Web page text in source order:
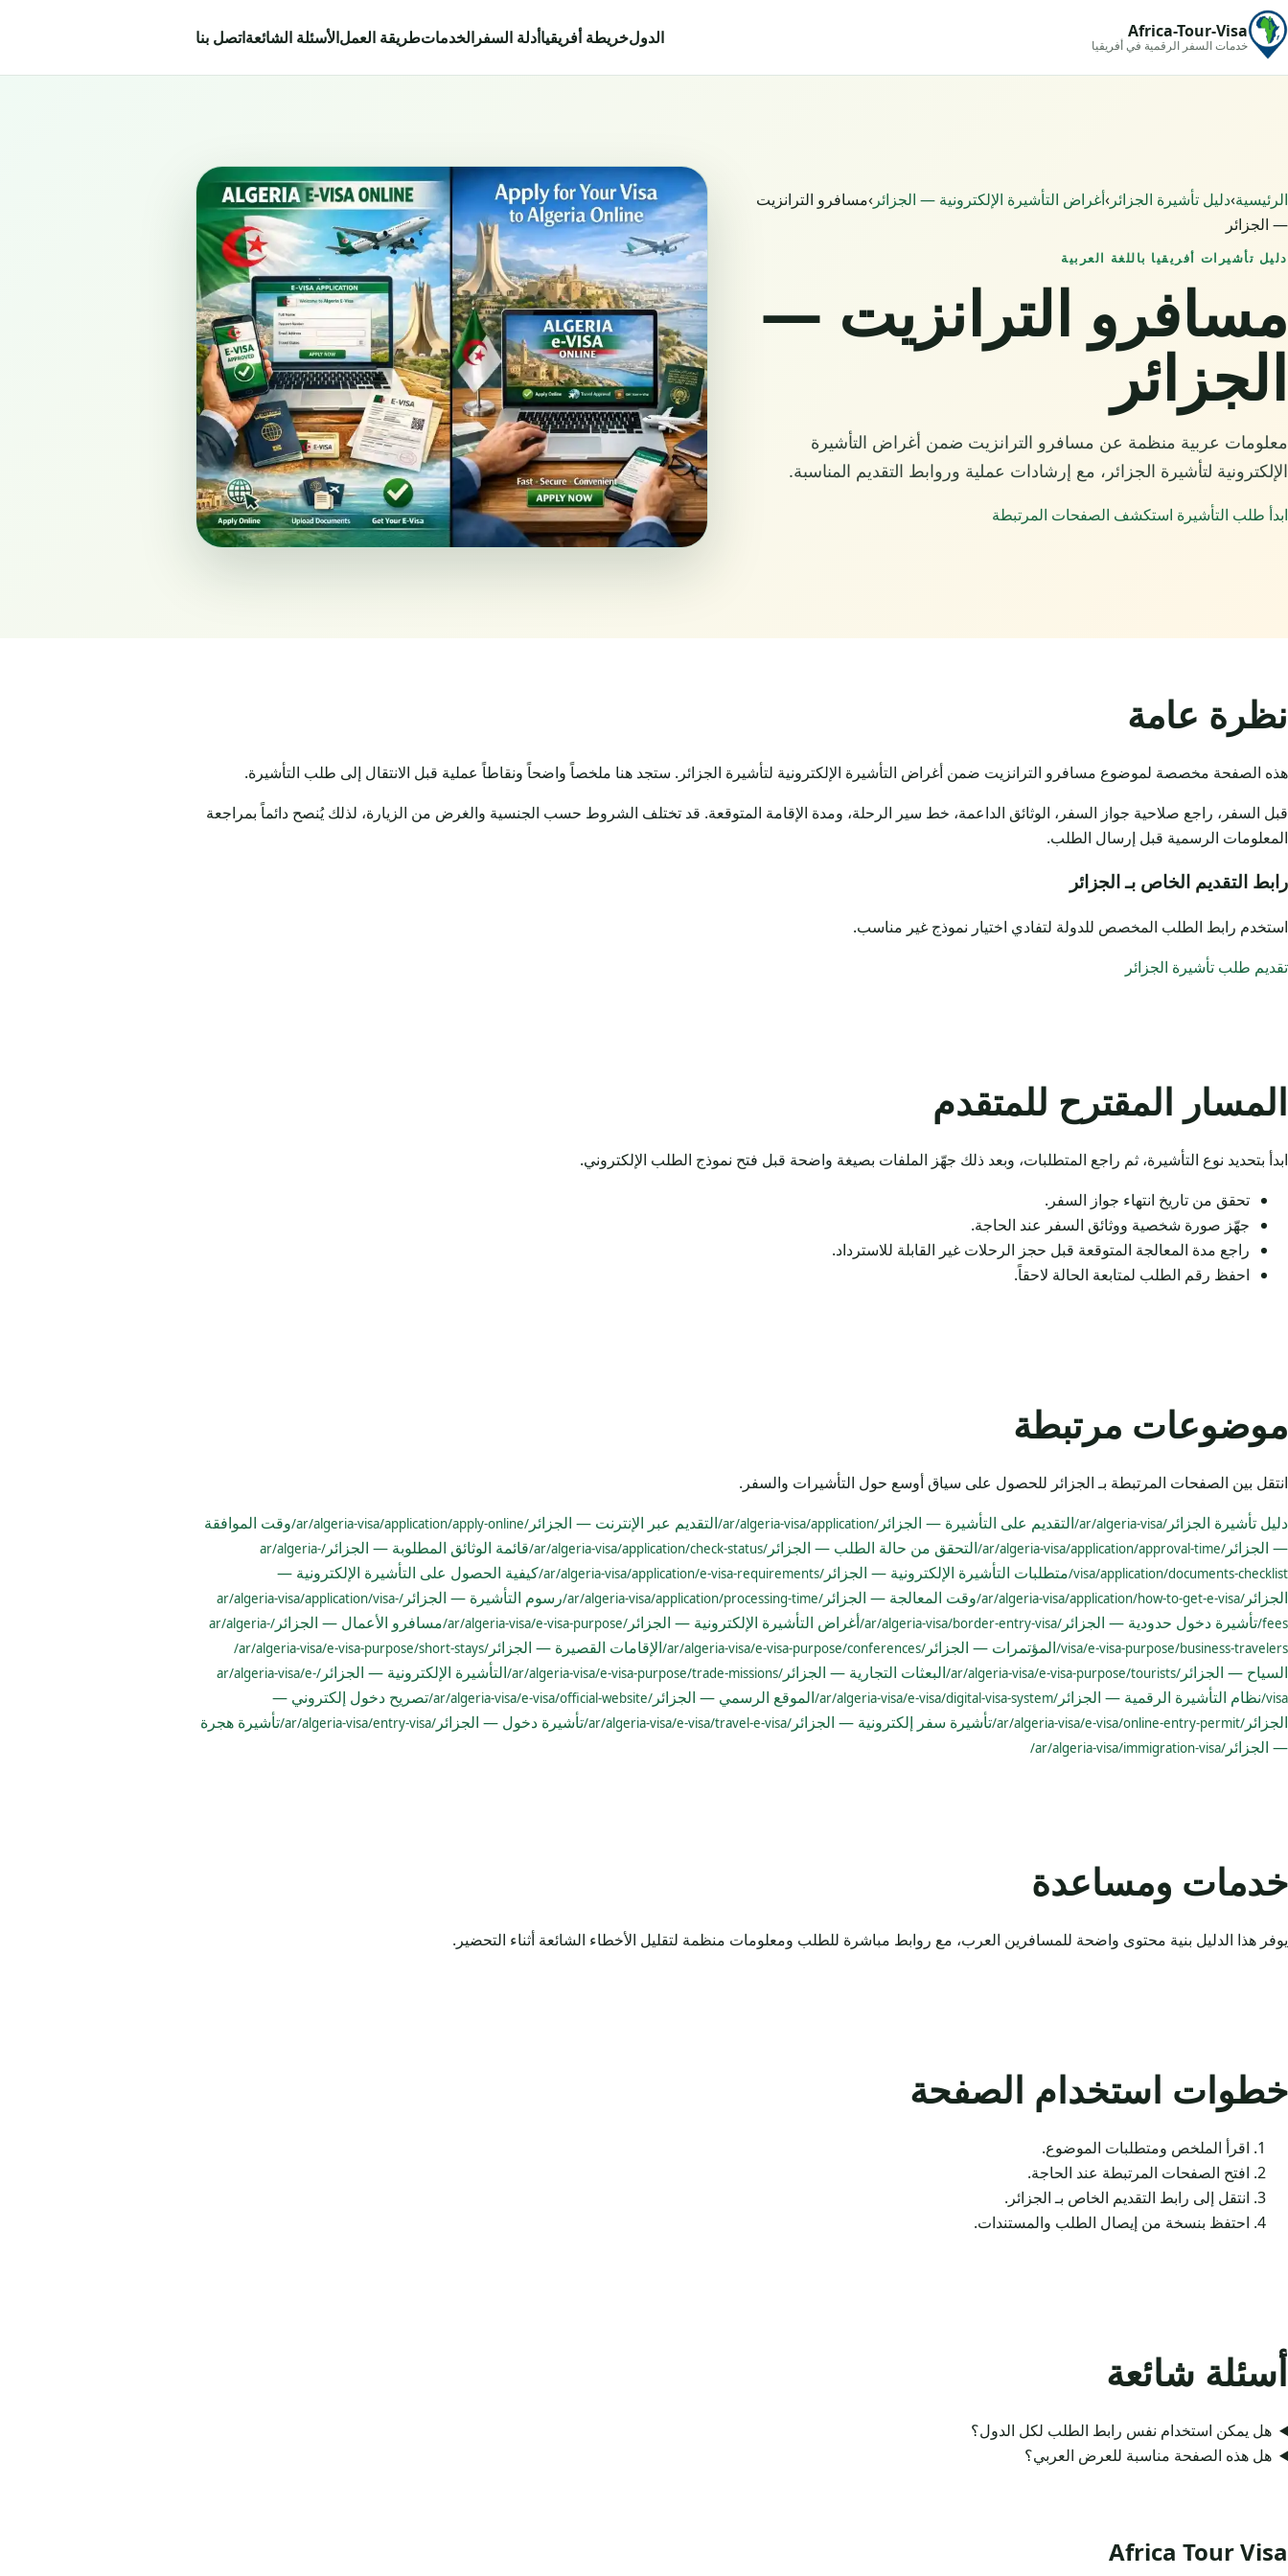
Africa-Tour-Visa
خدمات السفر الرقمية في أفريقيا الدولخريطة أفريقياأدلة السفرالخدماتطريقة العملالأسئلة الشائعةاتصل بنا
الرئيسية›دليل تأشيرة الجزائر ›أغراض التأشيرة الإلكترونية — الجزائر ›مسافرو الترانزيت
— الجزائر
دليل تأشيرات أفريقيا باللغة العربية
مسافرو الترانزيت —
الجزائر
معلومات عربية منظمة عن مسافرو الترانزيت ضمن أغراض التأشيرة
الإلكترونية لتأشيرة الجزائر، مع إرشادات عملية وروابط التقديم المناسبة.
ابدأ طلب التأشيرة استكشف الصفحات المرتبطة
نظرة عامة
هذه الصفحة مخصصة لموضوع مسافرو الترانزيت ضمن أغراض التأشيرة الإلكترونية لتأشيرة الجزائر. ستجد هنا ملخصاً واضحاً ونقاطاً عملية قبل الانتقال إلى طلب التأشيرة.
قبل السفر، راجع صلاحية جواز السفر، الوثائق الداعمة، خط سير الرحلة، ومدة الإقامة المتوقعة. قد تختلف الشروط حسب الجنسية والغرض من الزيارة، لذلك يُنصح دائماً بمراجعة
المعلومات الرسمية قبل إرسال الطلب.
رابط التقديم الخاص بـ الجزائر
استخدم رابط الطلب المخصص للدولة لتفادي اختيار نموذج غير مناسب.
تقديم طلب تأشيرة الجزائر
المسار المقترح للمتقدم
ابدأ بتحديد نوع التأشيرة، ثم راجع المتطلبات، وبعد ذلك جهّز الملفات بصيغة واضحة قبل فتح نموذج الطلب الإلكتروني.
تحقق من تاريخ انتهاء جواز السفر.
جهّز صورة شخصية ووثائق السفر عند الحاجة.
راجع مدة المعالجة المتوقعة قبل حجز الرحلات غير القابلة للاسترداد.
احفظ رقم الطلب لمتابعة الحالة لاحقاً.
موضوعات مرتبطة
انتقل بين الصفحات المرتبطة بـ الجزائر للحصول على سياق أوسع حول التأشيرات والسفر.
دليل تأشيرة الجزائر /ar/algeria-visa/ التقديم على التأشيرة — الجزائر /ar/algeria-visa/application/ التقديم عبر الإنترنت — الجزائر /ar/algeria-visa/application/apply-online/
وقت الموافقة
— الجزائر /ar/algeria-visa/application/approval-time/ التحقق من حالة الطلب — الجزائر /ar/algeria-visa/application/check-status/ قائمة الوثائق المطلوبة — الجزائر /ar/algeria-
visa/application/documents-checklist/ متطلبات التأشيرة الإلكترونية — الجزائر /ar/algeria-visa/application/e-visa-requirements/
كيفية الحصول على التأشيرة الإلكترونية —
الجزائر /ar/algeria-visa/application/how-to-get-e-visa/ وقت المعالجة — الجزائر /ar/algeria-visa/application/processing-time/ رسوم التأشيرة — الجزائر /ar/algeria-visa/application/visa-
fees/ تأشيرة دخول حدودية — الجزائر /ar/algeria-visa/border-entry-visa/ أغراض التأشيرة الإلكترونية — الجزائر /ar/algeria-visa/e-visa-purpose/ مسافرو الأعمال — الجزائر /ar/algeria-
visa/e-visa-purpose/business-travelers/ المؤتمرات — الجزائر /ar/algeria-visa/e-visa-purpose/conferences/ الإقامات القصيرة — الجزائر /ar/algeria-visa/e-visa-purpose/short-stays/
السياح — الجزائر /ar/algeria-visa/e-visa-purpose/tourists/ البعثات التجارية — الجزائر /ar/algeria-visa/e-visa-purpose/trade-missions/ التأشيرة الإلكترونية — الجزائر /ar/algeria-visa/e-
visa/ نظام التأشيرة الرقمية — الجزائر /ar/algeria-visa/e-visa/digital-visa-system/ الموقع الرسمي — الجزائر /ar/algeria-visa/e-visa/official-website/
تصريح دخول إلكتروني —
الجزائر /ar/algeria-visa/e-visa/online-entry-permit/ تأشيرة سفر إلكترونية — الجزائر /ar/algeria-visa/e-visa/travel-e-visa/ تأشيرة دخول — الجزائر /ar/algeria-visa/entry-visa/
تأشيرة هجرة
— الجزائر /ar/algeria-visa/immigration-visa/
خدمات ومساعدة
يوفر هذا الدليل بنية محتوى واضحة للمسافرين العرب، مع روابط مباشرة للطلب ومعلومات منظمة لتقليل الأخطاء الشائعة أثناء التحضير.
خطوات استخدام الصفحة
اقرأ الملخص ومتطلبات الموضوع.
افتح الصفحات المرتبطة عند الحاجة.
انتقل إلى رابط التقديم الخاص بـ الجزائر.
احتفظ بنسخة من إيصال الطلب والمستندات.
أسئلة شائعة
هل يمكن استخدام نفس رابط الطلب لكل الدول؟
هل هذه الصفحة مناسبة للعرض العربي؟
Africa Tour Visa